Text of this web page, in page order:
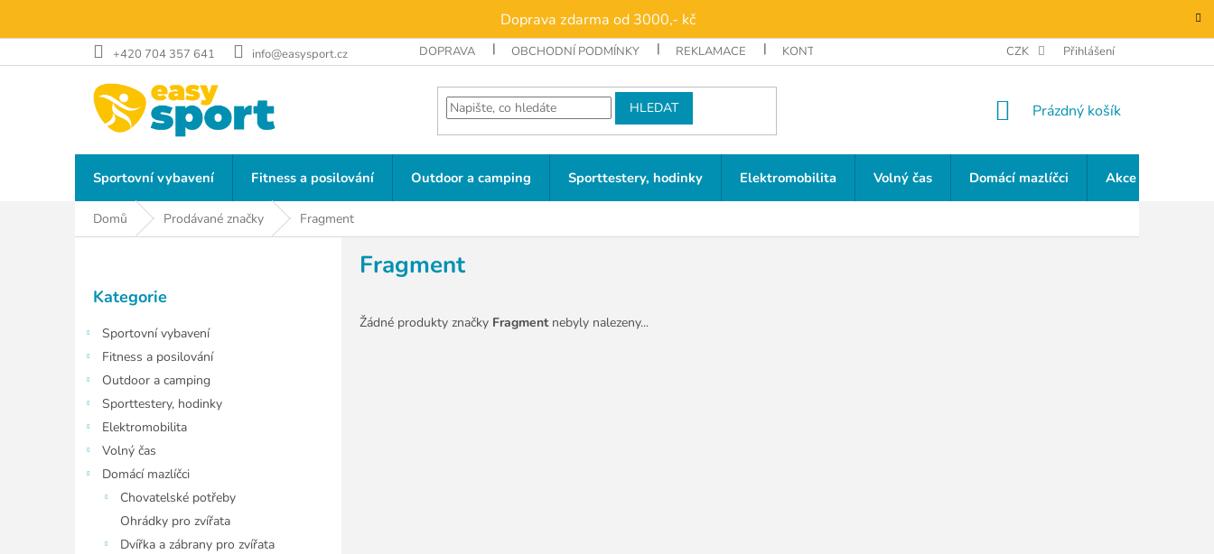
obsah
Doprava zdarma od 3000,- kč
+420 704 357 641 info@easysport.cz DOPRAVA OBCHODNÍ PODMÍNKY REKLAMACE KONTAKTY CZK Přihlášení
HLEDAT
NÁKUPNÍ
Prázdný košík
Sportovní vybavení Fitness a posilování Outdoor a camping Sporttestery, hodinky Elektromobilita Volný čas Domácí mazlíčci Akce a slevy
Domů Prodávané značky Fragment
P
kategorie
Kategorie
Sportovní vybavení
Fitness a posilování
Outdoor a camping
Sporttestery, hodinky
Elektromobilita
Volný čas
Domácí mazlíčci
Chovatelské potřeby
Ohrádky pro zvířata
Dvířka a zábrany pro zvířata
Fragment
Žádné produkty značky Fragmentnebyly nalezeny...